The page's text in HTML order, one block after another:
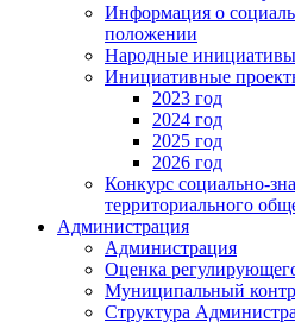
Информация о
положении
Народные инициативы
Инициативные
2023 год
2024 год
2025 год
2026 год
Конкурс социально-
территориального
Администрация
Администрация
Оценка
Муниципальный
Структура